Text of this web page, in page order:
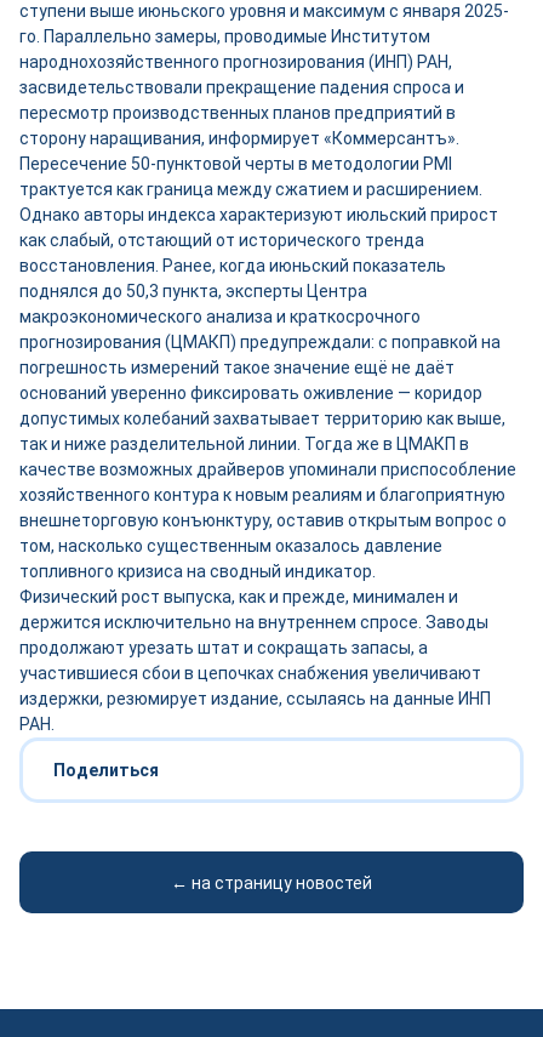
ступени выше июньского уровня и максимум с января 2025-
го. Параллельно замеры, проводимые Институтом
народнохозяйственного прогнозирования (ИНП) РАН,
засвидетельствовали прекращение падения спроса и
пересмотр производственных планов предприятий в
сторону наращивания, информирует «Коммерсантъ».
Пересечение 50-пунктовой черты в методологии PMI
трактуется как граница между сжатием и расширением.
Однако авторы индекса характеризуют июльский прирост
как слабый, отстающий от исторического тренда
восстановления. Ранее, когда июньский показатель
поднялся до 50,3 пункта, эксперты Центра
макроэкономического анализа и краткосрочного
прогнозирования (ЦМАКП) предупреждали: с поправкой на
погрешность измерений такое значение ещё не даёт
оснований уверенно фиксировать оживление — коридор
допустимых колебаний захватывает территорию как выше,
так и ниже разделительной линии. Тогда же в ЦМАКП в
качестве возможных драйверов упоминали приспособление
хозяйственного контура к новым реалиям и благоприятную
внешнеторговую конъюнктуру, оставив открытым вопрос о
том, насколько существенным оказалось давление
топливного кризиса на сводный индикатор.
Физический рост выпуска, как и прежде, минимален и
держится исключительно на внутреннем спросе. Заводы
продолжают урезать штат и сокращать запасы, а
участившиеся сбои в цепочках снабжения увеличивают
издержки, резюмирует издание, ссылаясь на данные ИНП
РАН.
Поделиться
← на страницу новостей